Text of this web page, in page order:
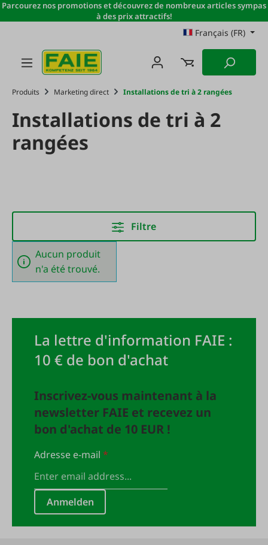
Passer au contenu principal
Parcourez nos promotions et découvrez de nombreux articles sympas
à des prix attractifs!
Français (FR)
Produits Marketing direct Installations de tri à 2 rangées
Installations de tri à 2
rangées
Filtre
Aucun produit
n'a été trouvé.
La lettre d'information FAIE :
10 € de bon d'achat
Inscrivez-vous maintenant à la
newsletter FAIE et recevez un
bon d'achat de 10 EUR !
Adresse e-mail*
Anmelden